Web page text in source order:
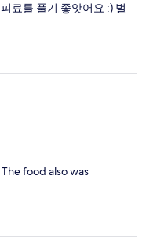
료를 풀기 좋앗어요 :) 벌
food also was